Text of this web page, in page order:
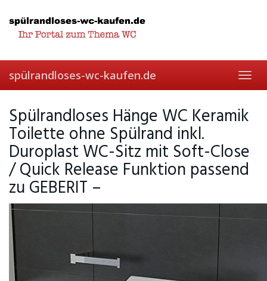
main
content
spülrandloses-wc-kaufen.de
Spülrandloses Hänge WC Keramik
Toilette ohne Spülrand inkl.
Duroplast WC-Sitz mit Soft-Close
/ Quick Release Funktion passend
zu GEBERIT –